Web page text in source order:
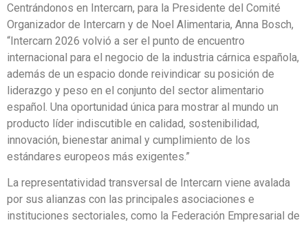
Centrándonos en Intercarn, para la Presidente del Comité
Organizador de Intercarn y de Noel Alimentaria, Anna Bosch,
“Intercarn 2026 volvió a ser el punto de encuentro
internacional para el negocio de la industria cárnica española,
además de un espacio donde reivindicar su posición de
liderazgo y peso en el conjunto del sector alimentario
español. Una oportunidad única para mostrar al mundo un
producto líder indiscutible en calidad, sostenibilidad,
innovación, bienestar animal y cumplimiento de los
estándares europeos más exigentes.”
La representatividad transversal de Intercarn viene avalada
por sus alianzas con las principales asociaciones e
instituciones sectoriales, como la Federación Empresarial de